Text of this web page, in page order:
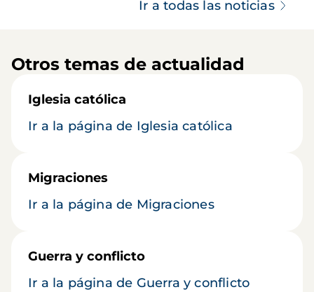
Ir a todas las noticias
Otros temas de actualidad
Iglesia católica
Ir a la página de Iglesia católica
Migraciones
Ir a la página de Migraciones
Guerra y conflicto
Ir a la página de Guerra y conflicto